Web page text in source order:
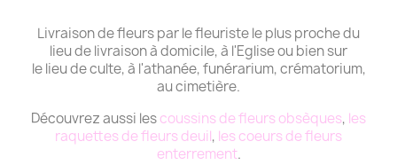
Livraison de fleurs par le fleuriste le plus proche du
lieu de livraison à domicile, à l'Eglise ou bien sur
le lieu de culte, à l'athanée, funérarium, crématorium,
au cimetière.
Découvrez aussi lescoussins de fleurs obsèques, les
raquettes de fleurs deuil, les coeurs de fleurs
enterrement.